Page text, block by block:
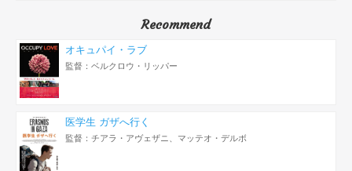
Recommend
オキュパイ・ラブ
監督：ベルクロウ・リッパー
医学生 ガザへ行く
監督：チアラ・アヴェザニ、マッテオ・デルボ